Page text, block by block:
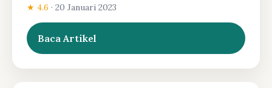
★ 4.6 · 20 Januari 2023
Baca Artikel